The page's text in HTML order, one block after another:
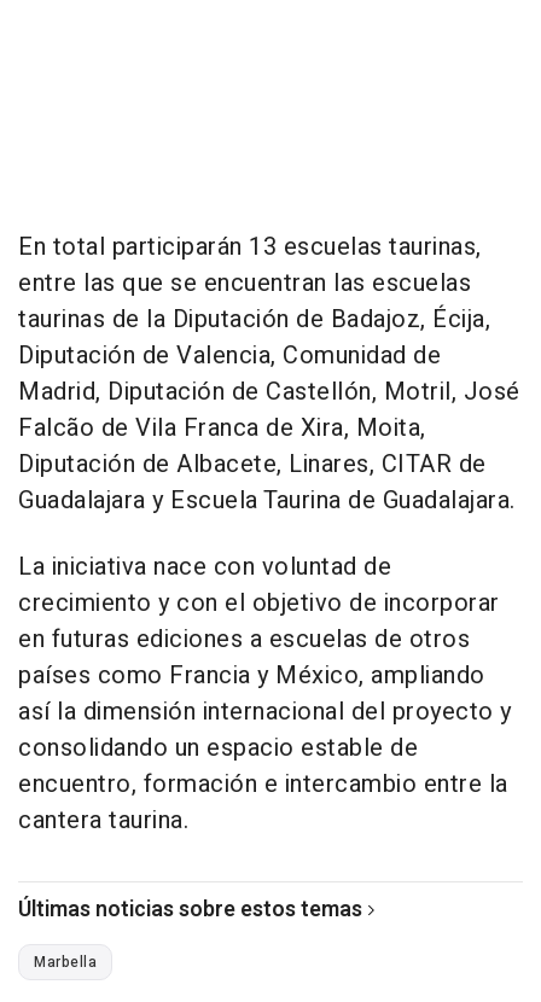
En total participarán 13 escuelas taurinas,
entre las que se encuentran las escuelas
taurinas de la Diputación de Badajoz, Écija,
Diputación de Valencia, Comunidad de
Madrid, Diputación de Castellón, Motril, José
Falcão de Vila Franca de Xira, Moita,
Diputación de Albacete, Linares, CITAR de
Guadalajara y Escuela Taurina de Guadalajara.
La iniciativa nace con voluntad de
crecimiento y con el objetivo de incorporar
en futuras ediciones a escuelas de otros
países como Francia y México, ampliando
así la dimensión internacional del proyecto y
consolidando un espacio estable de
encuentro, formación e intercambio entre la
cantera taurina.
Últimas noticias sobre estos temas
Marbella